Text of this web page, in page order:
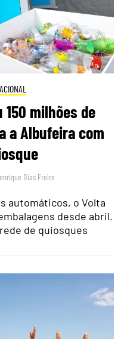
milhões de
a Albufeira com
Dias Freire
automáticos, o Volta
desde abril.
de quiosques